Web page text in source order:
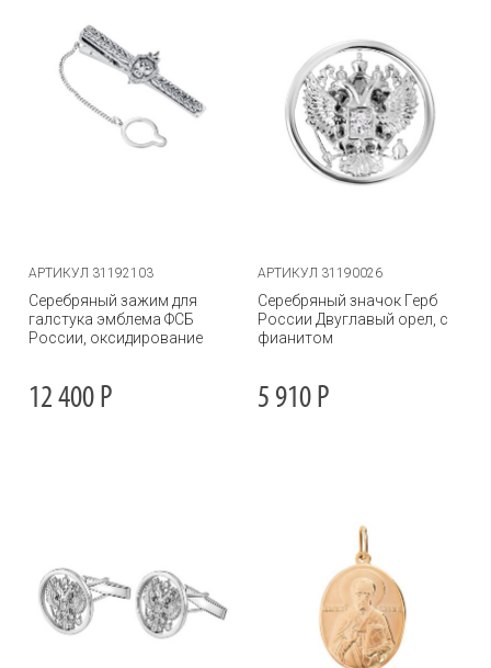
АРТИКУЛ 31192103
Серебряный зажим для
галстука эмблема ФСБ
России, оксидирование
12 400 Р
АРТИКУЛ 31190026
Серебряный значок Герб
России Двуглавый орел, с
фианитом
5 910 Р